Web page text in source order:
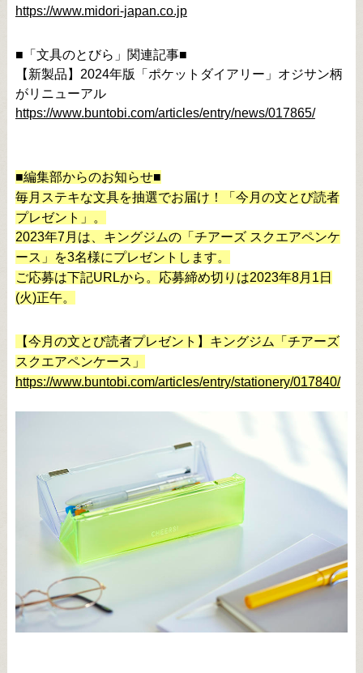
https://www.midori-japan.co.jp
■「文具のとびら」関連記事■
【新製品】2024年版「ポケットダイアリー」オジサン柄
がリニューアル
https://www.buntobi.com/articles/entry/news/017865/
■編集部からのお知らせ■
毎月ステキな文具を抽選でお届け！「今月の文とび読者
プレゼント」。
2023年7月は、キングジムの「チアーズ スクエアペンケ
ース」を3名様にプレゼントします。
ご応募は下記URLから。応募締め切りは2023年8月1日
(火)正午。
【今月の文とび読者プレゼント】キングジム「チアーズ
スクエアペンケース」
https://www.buntobi.com/articles/entry/stationery/017840/